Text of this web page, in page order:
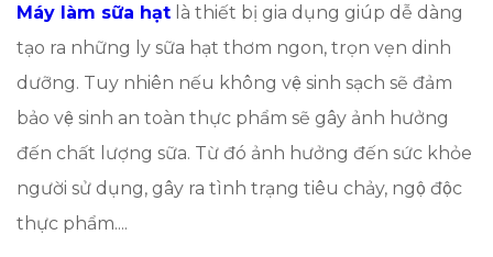
Máy làm sữa hạt là thiết bị gia dụng giúp dễ dàng
tạo ra những ly sữa hạt thơm ngon, trọn vẹn dinh
dưỡng. Tuy nhiên nếu không vệ sinh sạch sẽ đảm
bảo vệ sinh an toàn thực phẩm sẽ gây ảnh hưởng
đến chất lượng sữa. Từ đó ảnh hưởng đến sức khỏe
người sử dụng, gây ra tình trạng tiêu chảy, ngộ độc
thực phẩm....